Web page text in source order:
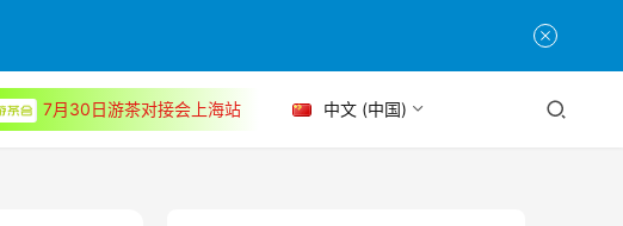
7月30日游茶对接会上海站 中文 (中国)